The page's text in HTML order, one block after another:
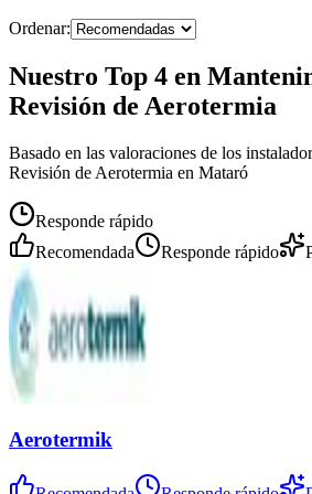
Ordenar:
Nuestro Top 4 en
Revisión de Aerotermia
Basado en las valoraciones de los
Revisión de Aerotermia en Mataró
Responde rápido
Recomendada
Responde rápido
Aerotermik